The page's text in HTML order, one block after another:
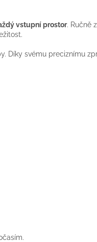
vstupní prostor. Ručně
Díky svému preciznímu